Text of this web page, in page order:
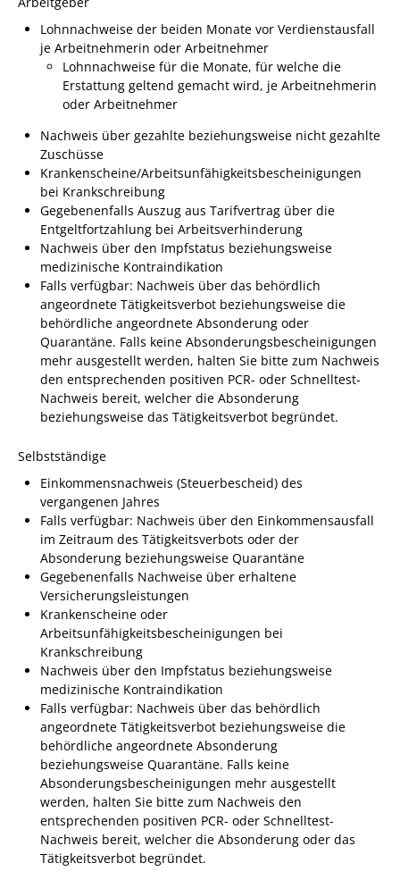
Dorfflohmarkt
Fan-Shop
Lohnnachweise der beiden Monate vor Verdienstausfall
je Arbeitnehmerin oder Arbeitnehmer
Lohnnachweise für die Monate, für welche die
Erstattung geltend gemacht wird, je Arbeitnehmerin
oder Arbeitnehmer
Nachweis über gezahlte beziehungsweise nicht gezahlte
Zuschüsse
Krankenscheine/Arbeitsunfähigkeitsbescheinigungen
bei Krankschreibung
Gegebenenfalls Auszug aus Tarifvertrag über die
Entgeltfortzahlung bei Arbeitsverhinderung
Nachweis über den Impfstatus beziehungsweise
medizinische Kontraindikation
Falls verfügbar: Nachweis über das behördlich
angeordnete Tätigkeitsverbot beziehungsweise die
behördliche angeordnete Absonderung oder
Quarantäne. Falls keine Absonderungsbescheinigungen
mehr ausgestellt werden, halten Sie bitte zum Nachweis
den entsprechenden positiven PCR- oder Schnelltest-
Nachweis bereit, welcher die Absonderung
beziehungsweise das Tätigkeitsverbot begründet.
Selbstständige
Einkommensnachweis (Steuerbescheid) des
vergangenen Jahres
Falls verfügbar: Nachweis über den Einkommensausfall
im Zeitraum des Tätigkeitsverbots oder der
Absonderung beziehungsweise Quarantäne
Gegebenenfalls Nachweise über erhaltene
Versicherungsleistungen
Krankenscheine oder
Arbeitsunfähigkeitsbescheinigungen bei
Krankschreibung
Nachweis über den Impfstatus beziehungsweise
medizinische Kontraindikation
Falls verfügbar: Nachweis über das behördlich
angeordnete Tätigkeitsverbot beziehungsweise die
behördliche angeordnete Absonderung
beziehungsweise Quarantäne. Falls keine
Absonderungsbescheinigungen mehr ausgestellt
werden, halten Sie bitte zum Nachweis den
entsprechenden positiven PCR- oder Schnelltest-
Nachweis bereit, welcher die Absonderung oder das
Tätigkeitsverbot begründet.